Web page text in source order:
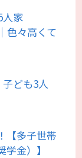
人家
色々高くて
子ども3人
【多子世帯
金）】